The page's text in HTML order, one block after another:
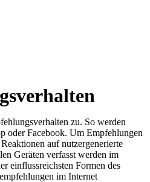
zu. So werden
oder Facebook. Um Empfehlungen
auf nutzergenerierte
Geräten verfasst werden im
einflussreichsten Formen des
im Internet